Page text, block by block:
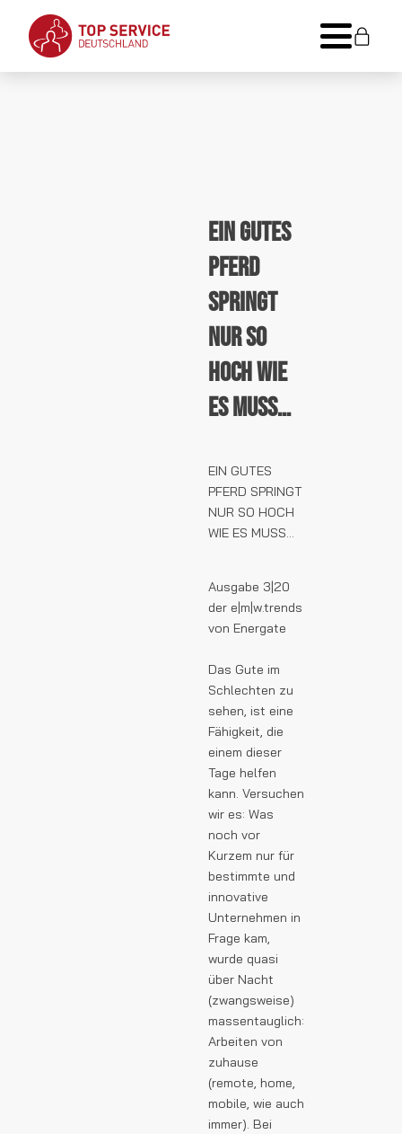
EIN GUTES
PFERD
SPRINGT
NUR SO
HOCH WIE
ES MUSS…
EIN GUTES
PFERD SPRINGT
NUR SO HOCH
WIE ES MUSS…
Ausgabe 3|20
der e|m|w.trends
von Energate
Das Gute im
Schlechten zu
sehen, ist eine
Fähigkeit, die
einem dieser
Tage helfen
kann. Versuchen
wir es: Was
noch vor
Kurzem nur für
bestimmte und
innovative
Unternehmen in
Frage kam,
wurde quasi
über Nacht
(zwangsweise)
massentauglich:
Arbeiten von
zuhause
(remote, home,
mobile, wie auch
immer). Bei